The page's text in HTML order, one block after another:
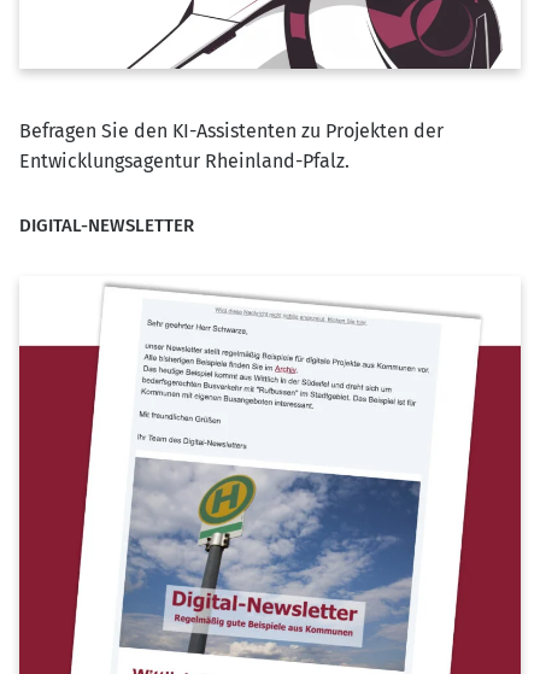
Befragen Sie den KI-Assistenten zu Projekten der
Entwicklungsagentur Rheinland-Pfalz.
DIGITAL-NEWSLETTER